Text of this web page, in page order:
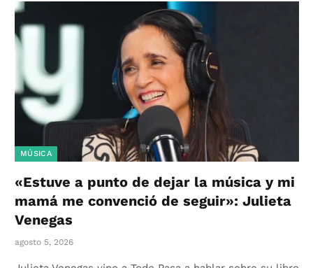
MÚSICA
«Estuve a punto de dejar la música y mi
mamá me convenció de seguir»: Julieta
Venegas
agosto 5, 2026